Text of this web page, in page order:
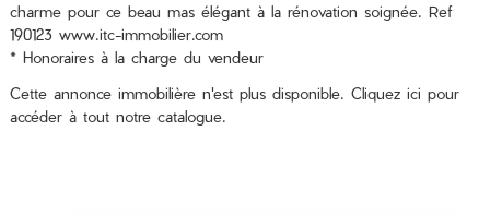
charme pour ce beau mas élégant à la rénovation soignée. Ref
190123 www.itc-immobilier.com
* Honoraires à la charge du vendeur
Cette annonce immobilière n'est plus disponible. Cliquez ici pour
accéder à tout notre catalogue.